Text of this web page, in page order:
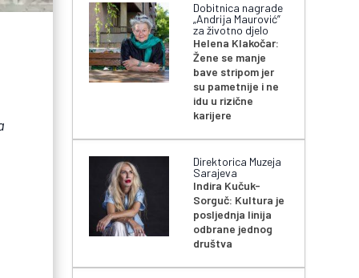
Dobitnica nagrade
„Andrija Maurović”
za životno djelo
Helena Klakočar:
Žene se manje
bave stripom jer
su pametnije i ne
idu u rizične
karijere
Direktorica Muzeja
Sarajeva
Indira Kučuk-
Sorguč: Kultura je
posljednja linija
odbrane jednog
društva